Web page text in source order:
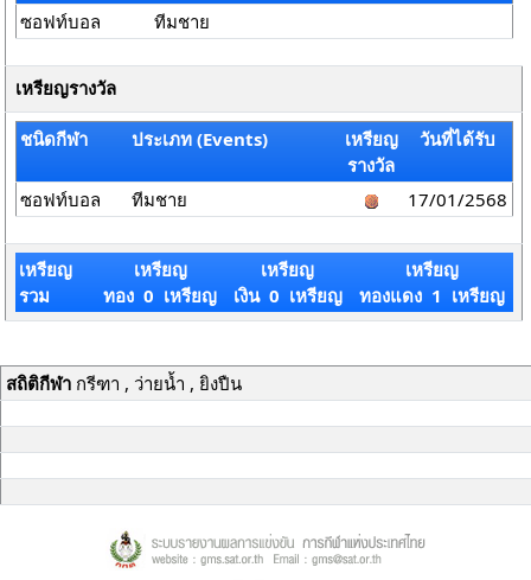
ซอฟท์บอล
ทีมชาย
เหรียญรางวัล
ชนิดกีฬา ประเภท (Events)
เหรียญ
รางวัล
วันที่ได้รับ
ซอฟท์บอล ทีมชาย 17/01/2568
เหรียญ
รวม
เหรียญ
ทอง 0 เหรียญ
เหรียญ
เงิน 0 เหรียญ
เหรียญ
ทองแดง 1 เหรียญ
สถิติกีฬากรีฑา , ว่ายน้ำ , ยิงปืน